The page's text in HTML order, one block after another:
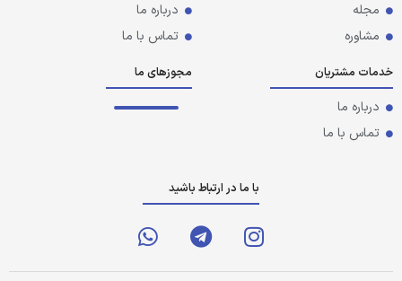
مجله
مشاوره
درباره ما
تماس با ما
خدمات مشتریان
درباره ما
تماس با ما
مجوزهای ما
با ما در ارتباط باشید